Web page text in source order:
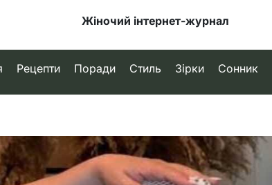
Жіночий інтернет-журнал
Рецепти Поради Стиль Зірки Сонник